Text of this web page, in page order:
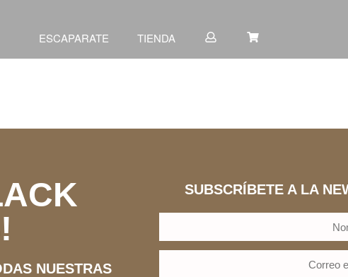
ESCAPARATE
TIENDA
NUESTRAS
SUBSCRÍBETE A LA